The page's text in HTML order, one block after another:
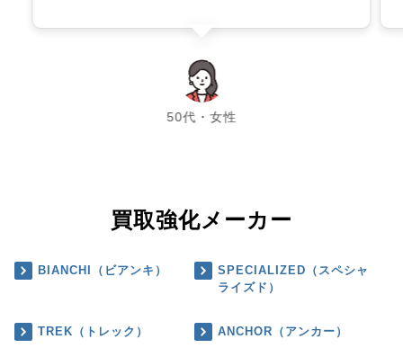
50代・女性
chevron_left chevron_right
買取強化メーカー
BIANCHI（ビアンキ）
SPECIALIZED（スペシャ
ライズド）
TREK（トレック） ANCHOR（アンカー）